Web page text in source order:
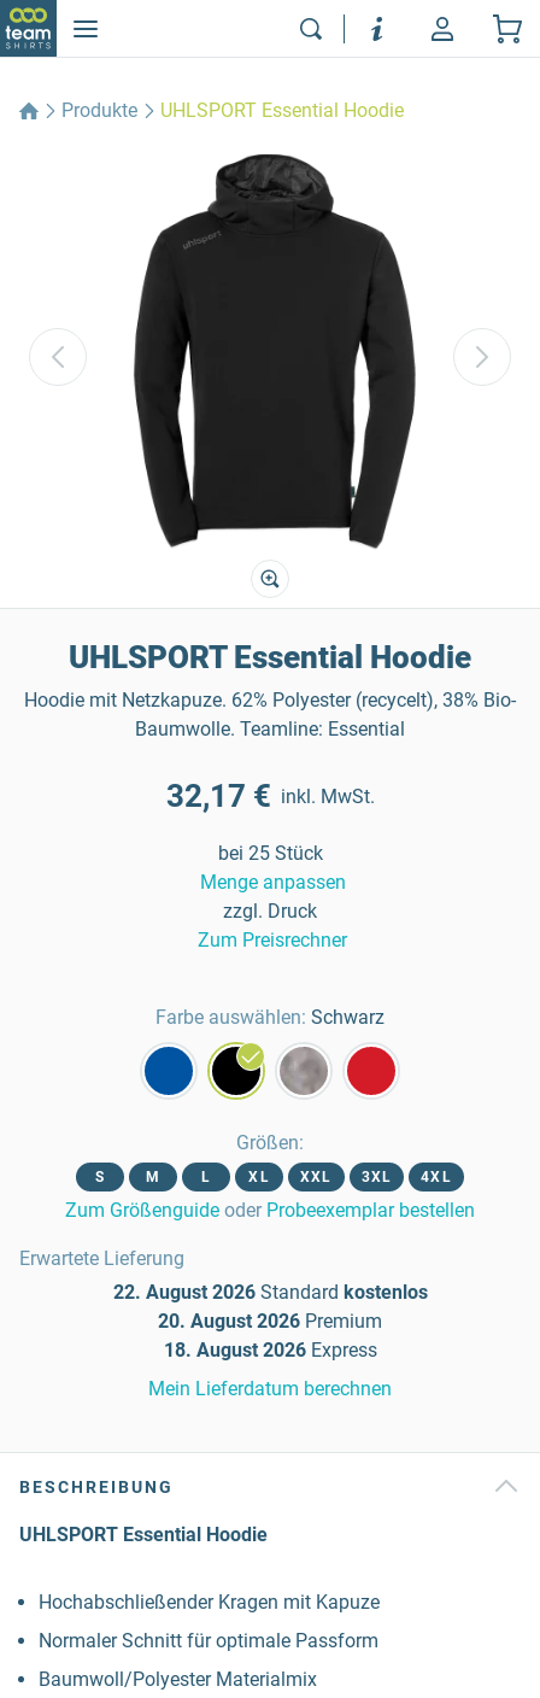
Produkte UHLSPORT Essential Hoodie
UHLSPORT Essential Hoodie
Hoodie mit Netzkapuze. 62% Polyester (recycelt), 38% Bio-
Baumwolle. Teamline: Essential
32,17 € inkl. MwSt.
bei 25 Stück
Menge anpassen
zzgl. Druck
Zum Preisrechner
Farbe auswählen: Schwarz
Größen:
S M L XL XXL 3XL 4XL
Zum Größenguide oder Probeexemplar bestellen
Erwartete Lieferung
22. August 2026 Standard kostenlos
20. August 2026 Premium
18. August 2026 Express
Mein Lieferdatum berechnen
BESCHREIBUNG
UHLSPORT Essential Hoodie
Hochabschließender Kragen mit Kapuze
Normaler Schnitt für optimale Passform
Baumwoll/Polyester Materialmix